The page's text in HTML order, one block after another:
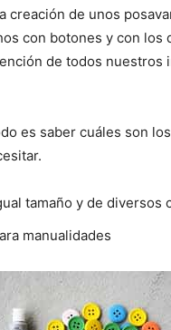
creación de unos
con botones y con los
de todos nuestros
es saber cuáles son
tamaño y de diversos
manualidades